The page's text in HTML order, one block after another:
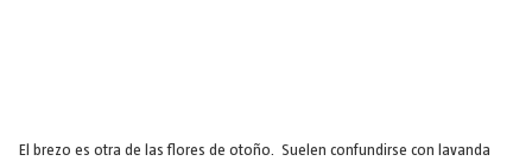
El brezo es otra de las flores de otoño. Suelen confundirse con lavanda